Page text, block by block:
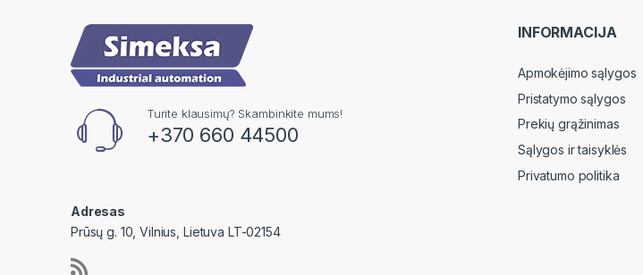
Turite klausimų? Skambinkite mums!
+370 660 44500
Adresas
Prūsų g. 10, Vilnius, Lietuva LT-02154
INFORMACIJA
Apmokėjimo sąlygos
Pristatymo sąlygos
Prekių grąžinimas
Sąlygos ir taisyklės
Privatumo politika